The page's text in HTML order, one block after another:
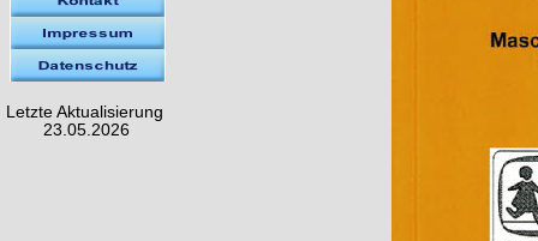
Letzte Aktualisierung
23.05.2026